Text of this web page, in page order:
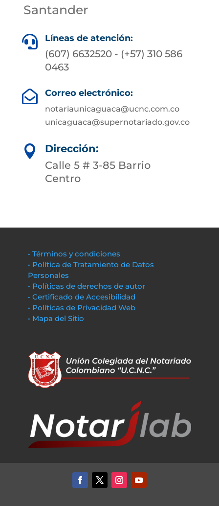
Santander
 Líneas de atención:
(607) 6632520 - (+57) 310 586
0463
 Correo electrónico:
notariaunicaguaca@ucnc.com.co
unicaguaca@supernotariado.gov.co

Dirección:
Calle 5 # 3-85 Barrio
Centro
• Términos y condiciones
• Política de Tratamiento de Datos
Personales
• Políticas de derechos de autor
• Certificado de Accesibilidad
• Políticas de Privacidad Web
• Mapa del Sitio